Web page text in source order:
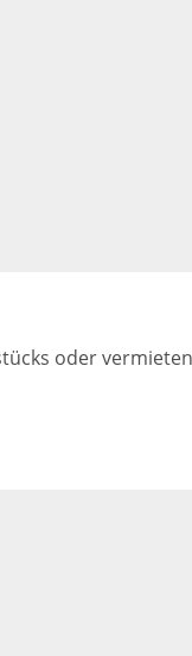
oder